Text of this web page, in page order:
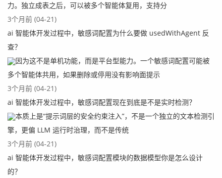
1、MySQL 的分区字段，必须包含在主键字段或者唯一索引
列中，也就是分区的字段必须全部都属于主键或者唯一索引
列的一部分或者全部，否则创建分区将直接报错。
2、分区也是大表优化的一个可选方案。
3、分区表适合做大量写入，不适合做大量更新操作。
真正的成长, 源于内心的觉醒和不懈的努力, 你的信念
和行动, 将铺就通往更好的自己的道路
力。独立成表之后，可以被多个智能体复用，支持分
3个月前 (04-21)
ai 智能体开发过程中，敏感词配置为什么要做 usedWithAgent 反
查？
因为这不是单机功能，而是平台型能力。一个敏感词配置可能被
多个智能体共用，如果删除或停用没有影响面提示
3个月前 (04-21)
ai 智能体开发过程中，敏感词配置现在到底是不是实时检测？
本质上是“提示词层的安全约束注入”，不是一个独立的文本检测引
擎，更偏 LLM 运行时治理，而不是传统
3个月前 (04-21)
ai 智能体开发过程中，敏感词配置模块的数据模型你是怎么设计
的？